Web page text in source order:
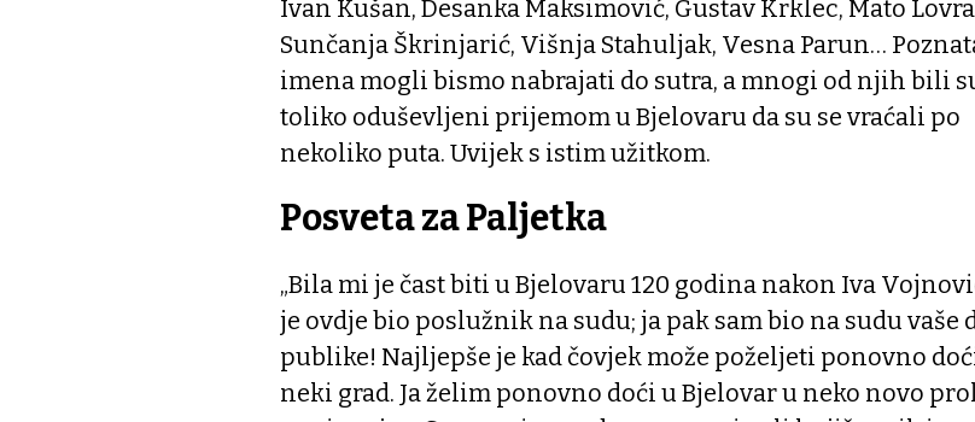
Ivan Kušan, Desanka Maksimović, Gustav Krklec, Mato
Sunčanja Škrinjarić, Višnja Stahuljak, Vesna Parun…
imena mogli bismo nabrajati do sutra, a mnogi od njih bili
toliko oduševljeni prijemom u Bjelovaru da su se vraćali po
nekoliko puta. Uvijek s istim užitkom.
Posveta za Paljetka
„Bila mi je čast biti u Bjelovaru 120 godina nakon Iva
je ovdje bio poslužnik na sudu; ja pak sam bio na sudu vaše
publike! Najljepše je kad čovjek može poželjeti ponovno
neki grad. Ja želim ponovno doći u Bjelovar u neko novo